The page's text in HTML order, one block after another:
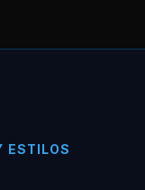
ESTILOS